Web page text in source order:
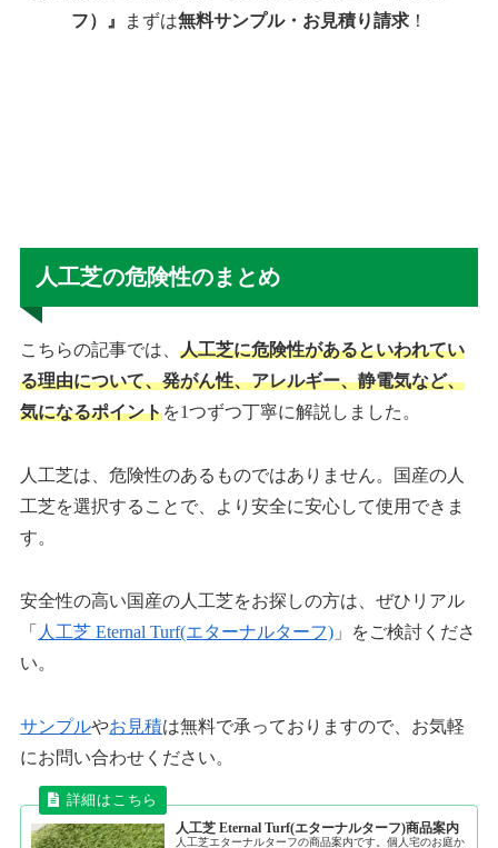
フ）』
まずは無料サンプル・お見積り請求 ！
人工芝の危険性のまとめ
こちらの記事では、人工芝に危険性があるといわれてい
る理由について、発がん性、アレルギー、静電気など、
気になるポイントを1つずつ丁寧に解説しました。
人工芝は、危険性のあるものではありません。国産の人
工芝を選択することで、より安全に安心して使用できま
す。
安全性の高い国産の人工芝をお探しの方は、ぜひリアル
「 人工芝 Eternal Turf(エターナルターフ) 」をご検討くださ
い。
サンプルやお見積は無料で承っておりますので、お気軽
にお問い合わせください。
人工芝 Eternal Turf(エターナルターフ)商品案内
人工芝エターナルターフの商品案内です。個人宅のお庭か